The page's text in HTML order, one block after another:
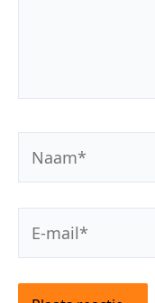
mail*